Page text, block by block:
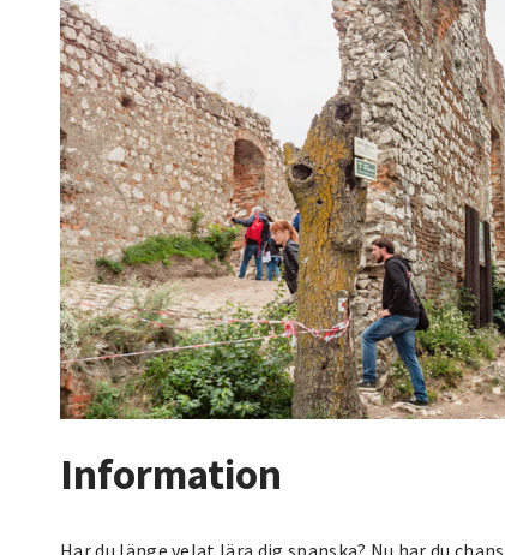
Information
Har du länge velat lära dig spanska? Nu har du